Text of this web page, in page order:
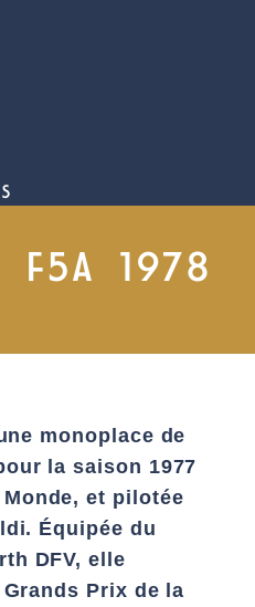
F5A 1978
monoplace de
la saison 1977
et pilotée
Équipée du
DFV, elle
Prix de la